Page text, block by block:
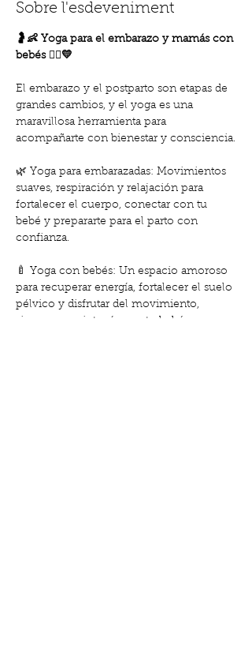
Sobre l'esdeveniment
🤰👶 Yoga para el embarazo y mamás con
bebés 🧘‍♀️💛
El embarazo y el postparto son etapas de
grandes cambios, y el yoga es una
maravillosa herramienta para
acompañarte con bienestar y consciencia.
🌿 Yoga para embarazadas: Movimientos
suaves, respiración y relajación para
fortalecer el cuerpo, conectar con tu
bebé y prepararte para el parto con
confianza.
🍼 Yoga con bebés: Un espacio amoroso
para recuperar energía, fortalecer el suelo
pélvico y disfrutar del movimiento,
siempre en sintonía con tu bebé.